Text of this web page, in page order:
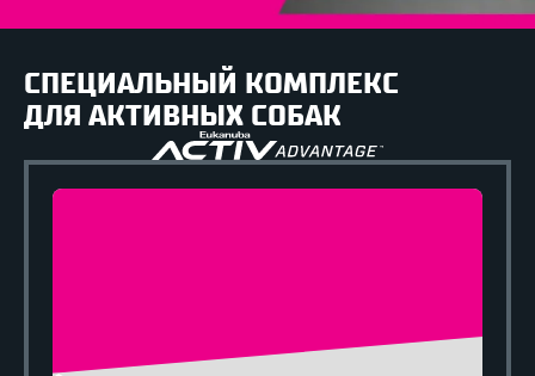
СПЕЦИАЛЬНЫЙ КОМПЛЕКС
ДЛЯ АКТИВНЫХ СОБАК